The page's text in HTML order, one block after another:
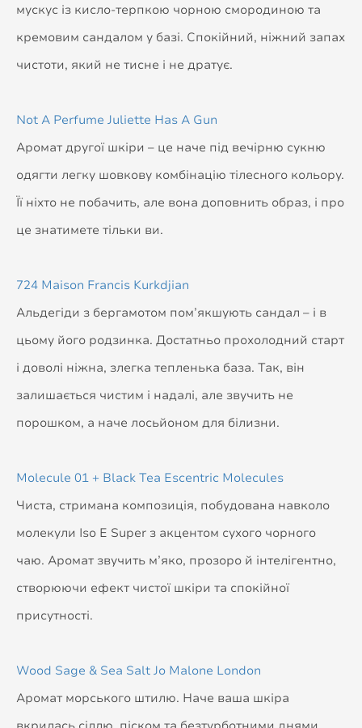
мускус із кисло-терпкою чорною смородиною та
кремовим сандалом у базі. Спокійний, ніжний запах
чистоти, який не тисне і не дратує.
Not A Perfume Juliette Has A Gun
Аромат другої шкіри – це наче під вечірню сукню
одягти легку шовкову комбінацію тілесного кольору.
Її ніхто не побачить, але вона доповнить образ, і про
це знатимете тільки ви.
724 Maison Francis Kurkdjian
Альдегіди з бергамотом пом’якшують сандал – і в
цьому його родзинка. Достатньо прохолодний старт
і доволі ніжна, злегка тепленька база. Так, він
залишається чистим і надалі, але звучить не
порошком, а наче лосьйоном для білизни.
Molecule 01 + Black Tea Escentric Molecules
Чиста, стримана композиція, побудована навколо
молекули Iso E Super з акцентом сухого чорного
чаю. Аромат звучить м’яко, прозоро й інтелігентно,
створюючи ефект чистої шкіри та спокійної
присутності.
Wood Sage & Sea Salt Jo Malone London
Аромат морського штилю. Наче ваша шкіра